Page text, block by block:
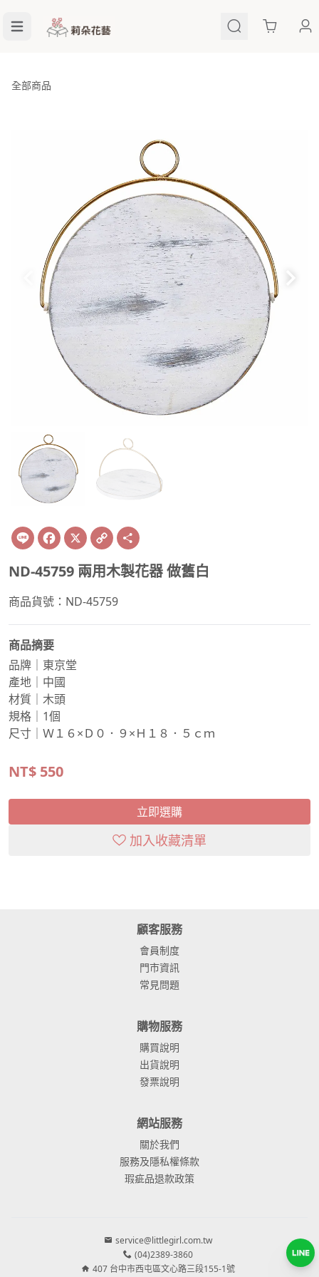
Cart
全部商品
Line Facebook
X Copy
Link
ND-45759 兩用木製花器 做舊白
商品貨號：ND-45759
商品摘要
品牌｜東京堂
產地｜中國
材質｜木頭
規格｜1個
尺寸｜Ｗ１６×Ｄ０．９×Ｈ１８．５ｃｍ
NT$ 550
立即選購
加入收藏清單
顧客服務
會員制度
門市資訊
常見問題
購物服務
購買說明
出貨說明
發票說明
網站服務
關於我們
服務及隱私權條款
瑕疵品退款政策
service@littlegirl.com.tw
(04)2389-3860
407 台中市西屯區文心路三段155-1號